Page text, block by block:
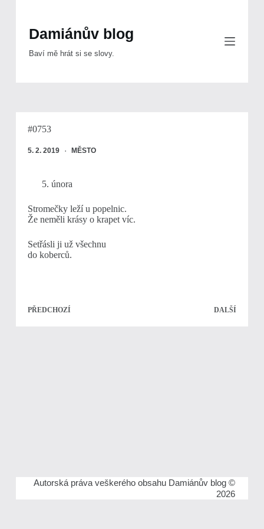
Damiánův blog
Baví mě hrát si se slovy.
#0753
5. 2. 2019 MĚSTO
února
Stromečky leží u popelnic.
Že neměli krásy o krapet víc.
Setřásli ji už všechnu
do koberců.
PŘEDCHOZÍ DALŠÍ
Autorská práva veškerého obsahu Damiánův blog ©
2026